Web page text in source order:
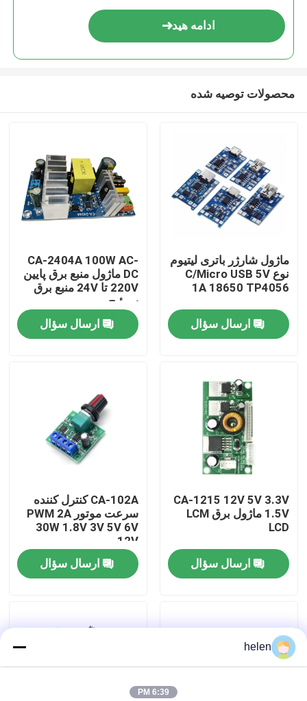
درباره ما
بازدید از کارخانه
کنترل کیفیت
با ما تماس بگیرید
اخبار
وبلاگ
ماژول برد تقویت کننده
ادامه هید
محصولات توصیه شده
ماژول شارژر باتری لیتیوم
نوع C/Micro USB 5V
1A 18650 TP4056
ارسال سؤال
CA-2404A 100W AC-
DC ماژول منبع برق پایین
220V تا 24V منبع برق
سوئیچ
ارسال سؤال
CA-1215 12V 5V 3.3V
1.5V ماژول برق LCM
LCD
ارسال سؤال
CA-102A کنترل کننده
سرعت موتور PWM 2A
30W 1.8V 3V 5V 6V
12V
ارسال سؤال
helen
6:39 PM